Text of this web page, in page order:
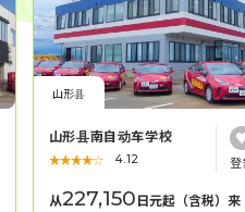
山形县
山形县南自动车学校
★★★★★
☆☆☆☆☆ 4.12
从227,150日元起（含税）来